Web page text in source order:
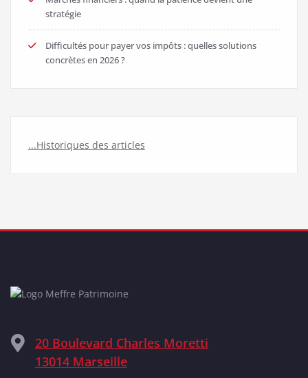
stratégie
Difficultés pour payer vos impôts : quelles solutions
concrètes en 2026 ?
...Historiques des articles
20 Boulevard Charles Moretti
13014 Marseille